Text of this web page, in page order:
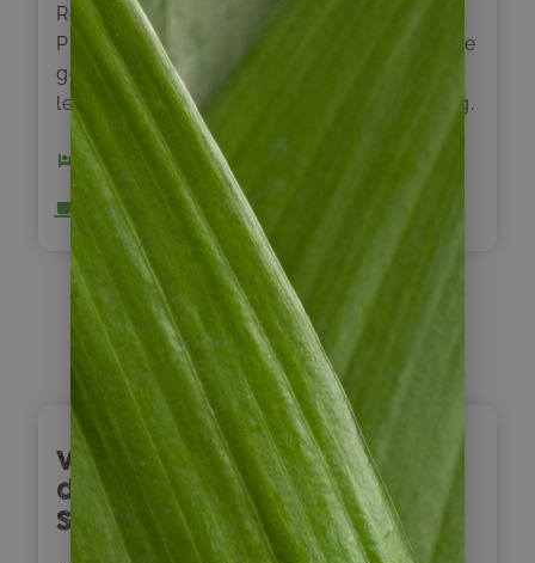
Reise in die „Stadt der Rosen“fort , nach
Puerto Varas. Romantisch am Llanquihue-See
gelegen erlangte die Kleinstadt während der
letzten Jahre einen touristischen Aufschwung.
3 x Hotel Cabaña del Lago (Standard)
Inklusive Frühstück
Tag
Vulkan Osorno und
deutsche Einwanderer im
Seengebiet